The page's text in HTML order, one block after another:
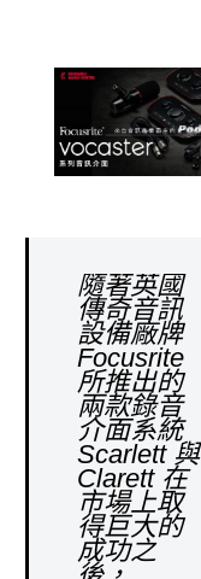
隨著英國
傳奇音訊
設備廠牌
Focusrite
所推出的
兩款錄音
介面系統
Scarlett 與
Clarett 在
市場上取
得巨大的
成功之